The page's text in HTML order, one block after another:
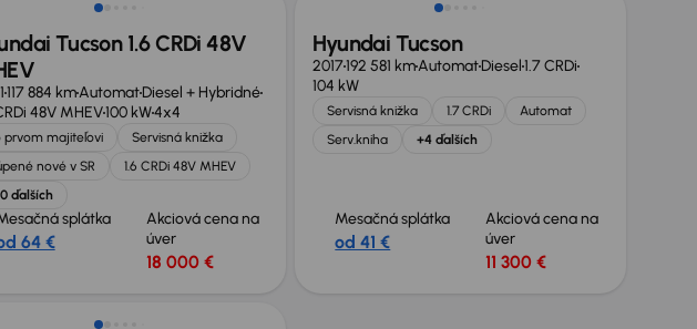
Tucson 1.6 CRDi 48V
117 884 kmAutomatDiesel + Hybridné
48V MHEV100 kW4x4
prvom majiteľovi
Servisná knižka
nové v SR
1.6 CRDi 48V MHEV
ďalších
splátka
64 €
Akciová cena na
úver
18 000 €
Hyundai Tucson
2017192 581 kmAutomatDiesel1.7 CRDi
104 kW
Servisná knižka 1.7 CRDi
Automat
Serv.kniha
+4 ďalších
Mesačná splátka
od 41 €
Akciová cena na
úver
11 300 €